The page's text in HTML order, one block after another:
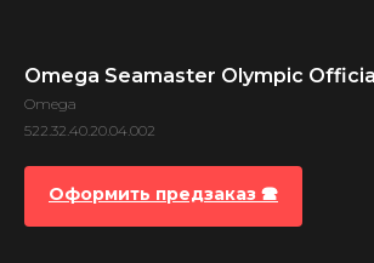
Omega Seamaster Olympic
Omega
522.32.40.20.04.002
Оформить предзаказ 🕿